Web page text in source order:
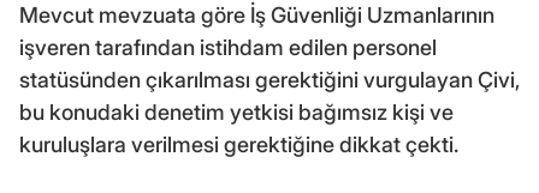
Mevcut mevzuata göre İş Güvenliği Uzmanlarının
işveren tarafından istihdam edilen personel
statüsünden çıkarılması gerektiğini vurgulayan Çivi,
bu konudaki denetim yetkisi bağımsız kişi ve
kuruluşlara verilmesi gerektiğine dikkat çekti.